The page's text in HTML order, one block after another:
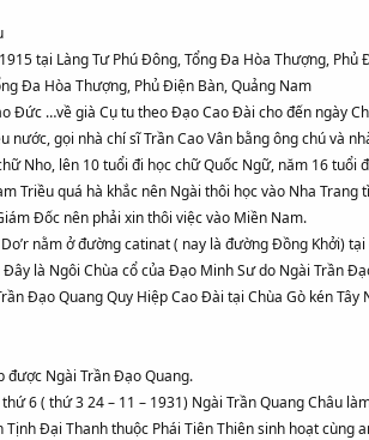
tại Làng Tư Phú Đông, Tổng Đa Hòa Thượng,
Đa Hòa Thượng, Phủ Điện Bàn, Quảng Nam
Đức …về già Cụ tu theo Đạo Cao Đài cho đến ngày
nước, gọi nhà chí sĩ Trần Cao Vân bằng ông chú và
Nho, lên 10 tuổi đi học chữ Quốc Ngữ, năm 16 tuổi
Triều quá hà khắc nên Ngài thôi học vào Nha
Đốc nên phải xin thôi việc vào Miền Nam.
nằm ở đường catinat ( nay là đường Đồng Khởi)
là Ngôi Chùa cổ của Đạo Minh Sư do Ngài Trần
Đạo Quang Quy Hiệp Cao Đài tại Chùa Gò kén
được Ngài Trần Đạo Quang.
6 ( thứ 3 24 – 11 – 1931) Ngài Trần Quang Châu
Đại Thanh thuộc Phái Tiên Thiên sinh hoạt cùng